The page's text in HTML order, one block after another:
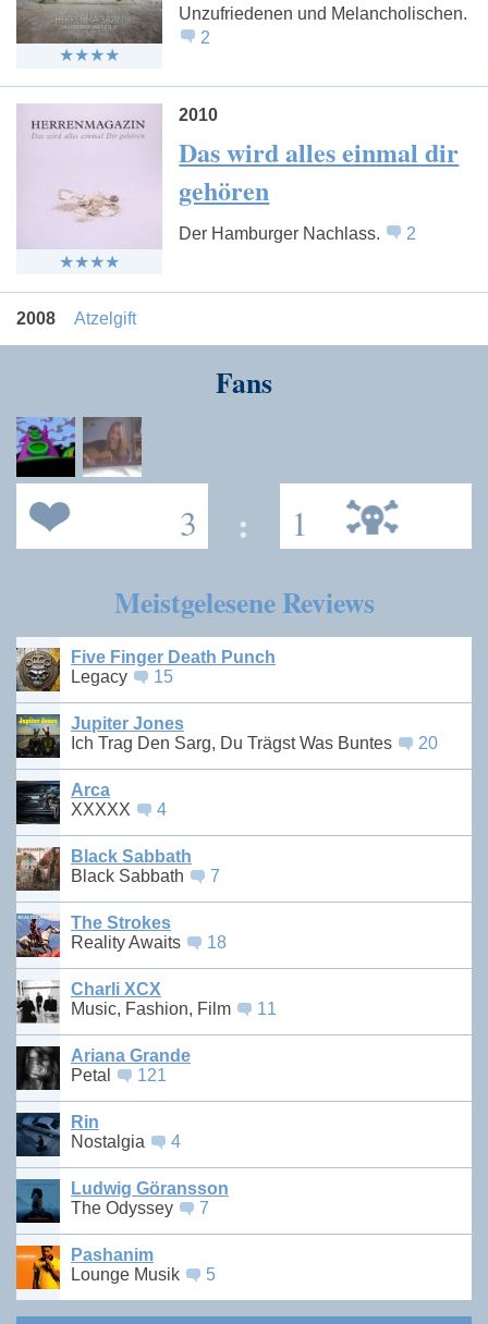
Unzufriedenen und Melancholischen.
2
2010
Das wird alles einmal dir
gehören
Der Hamburger Nachlass. 2
2008 Atzelgift
Fans
3 : 1
Meistgelesene Reviews
Five Finger Death Punch
Legacy
15
Jupiter Jones
Ich Trag Den Sarg, Du Trägst Was Buntes
20
Arca
XXXXX
4
Black Sabbath
Black Sabbath
7
The Strokes
Reality Awaits
18
Charli XCX
Music, Fashion, Film
11
Ariana Grande
Petal
121
Rin
Nostalgia
4
Ludwig Göransson
The Odyssey
7
Pashanim
Lounge Musik
5